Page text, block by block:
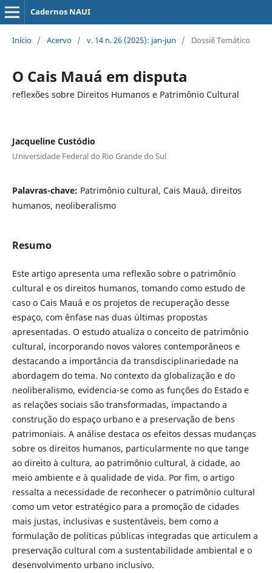
Cadernos NAUI
Início / Acervo / v. 14 n. 26 (2025): jan-jun / Dossiê Temático
O Cais Mauá em disputa
reflexões sobre Direitos Humanos e Patrimônio Cultural
Jacqueline Custódio
Universidade Federal do Rio Grande do Sul
Palavras-chave: Patrimônio cultural, Cais Mauá, direitos
humanos, neoliberalismo
Resumo
Este artigo apresenta uma reflexão sobre o patrimônio
cultural e os direitos humanos, tomando como estudo de
caso o Cais Mauá e os projetos de recuperação desse
espaço, com ênfase nas duas últimas propostas
apresentadas. O estudo atualiza o conceito de patrimônio
cultural, incorporando novos valores contemporâneos e
destacando a importância da transdisciplinariedade na
abordagem do tema. No contexto da globalização e do
neoliberalismo, evidencia-se como as funções do Estado e
as relações sociais são transformadas, impactando a
construção do espaço urbano e a preservação de bens
patrimoniais. A análise destaca os efeitos dessas mudanças
sobre os direitos humanos, particularmente no que tange
ao direito à cultura, ao patrimônio cultural, à cidade, ao
meio ambiente e à qualidade de vida. Por fim, o artigo
ressalta a necessidade de reconhecer o patrimônio cultural
como um vetor estratégico para a promoção de cidades
mais justas, inclusivas e sustentáveis, bem como a
formulação de políticas públicas integradas que articulem a
preservação cultural com a sustentabilidade ambiental e o
desenvolvimento urbano inclusivo.